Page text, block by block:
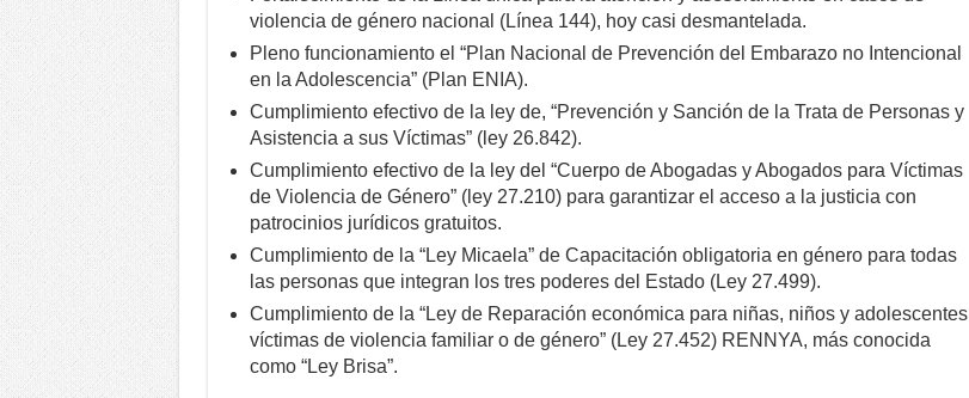
violencia de género nacional (Línea 144), hoy casi desmantelada.
Pleno funcionamiento el “Plan Nacional de Prevención del Embarazo no Intencional
en la Adolescencia” (Plan ENIA).
Cumplimiento efectivo de la ley de, “Prevención y Sanción de la Trata de Personas y
Asistencia a sus Víctimas” (ley 26.842).
Cumplimiento efectivo de la ley del “Cuerpo de Abogadas y Abogados para Víctimas
de Violencia de Género” (ley 27.210) para garantizar el acceso a la justicia con
patrocinios jurídicos gratuitos.
Cumplimiento de la “Ley Micaela” de Capacitación obligatoria en género para todas
las personas que integran los tres poderes del Estado (Ley 27.499).
Cumplimiento de la “Ley de Reparación económica para niñas, niños y adolescentes
víctimas de violencia familiar o de género” (Ley 27.452) RENNYA, más conocida
como “Ley Brisa”.